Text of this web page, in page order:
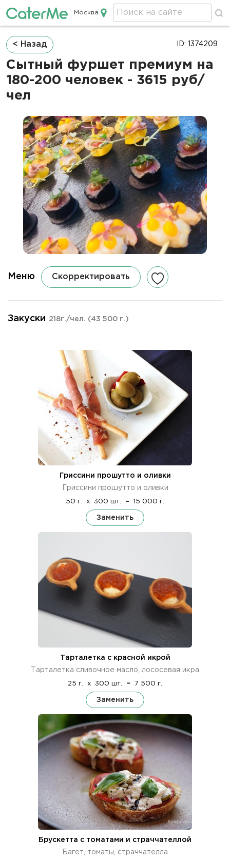
Кейтеринг в Москве
Москва
Строка
навигации
< Назад
Сытный фуршет премиум на
180-200 человек - 3615 руб/
чел
ID: 1374209
Меню Скорректировать
Закуски 218г./чел. (43 500 г.)
Гриссини прошутто и оливки
Гриссини прошутто и оливки
50 г. x 300 шт. = 15 000 г.
Заменить
Тарталетка с красной икрой
Тарталетка сливочное масло, лососевая икра
25 г. x 300 шт. = 7 500 г.
Заменить
Брускетта с томатами и страччателлой
Багет, томаты, страччателла